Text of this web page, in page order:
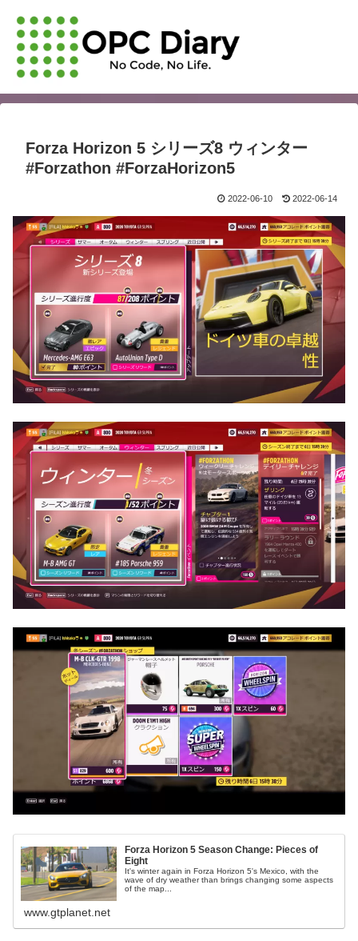
Forza Horizon 5 シリーズ8 ウィンター
#Forzathon #ForzaHorizon5
2022-06-10 2022-06-14
Forza Horizon 5 Season Change: Pieces of
Eight
It's winter again in Forza Horizon 5's Mexico, with the
wave of dry weather than brings changing some aspects
of the map...
www.gtplanet.net